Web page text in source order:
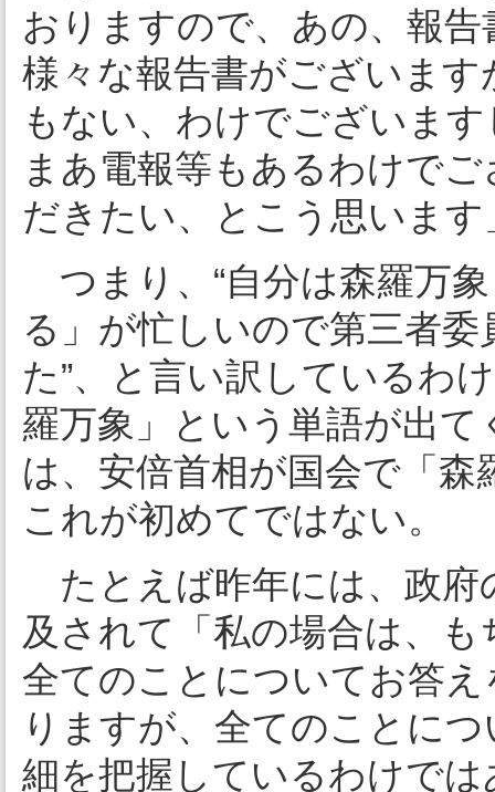
おりますので、あの、報
様々な報告書がございま
もない、わけでございま
まあ電報等もあるわけで
だきたい、とこう思います
つまり、“自分は森羅万
る」が忙しいので第三者
た”、と言い訳しているわ
羅万象」という単語が出
は、安倍首相が国会で「
これが初めてではない。
たとえば昨年には、政府
及されて「私の場合は、
全てのことについてお答
りますが、全てのことに
細を把握しているわけで